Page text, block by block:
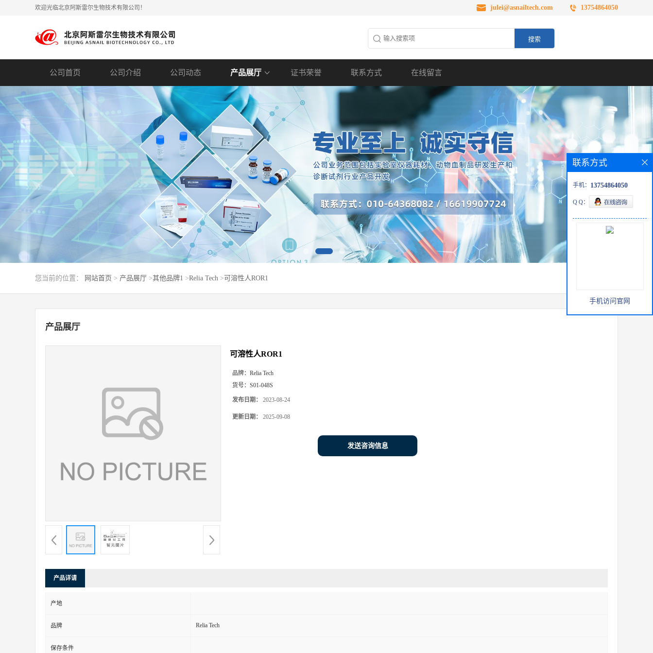
欢迎光临北京阿斯雷尔生物技术有限公司！ julei@asnailtech.com 13754864050
公司首页 公司介绍 公司动态 产品展厅 证书荣誉 联系方式 在线留言
您当前的位置： 网站首页 > 产品展厅 >其他品牌1 >Relia Tech > 可溶性人ROR1
产品展厅
可溶性人ROR1
品牌： Relia Tech
货号： S01-048S
发布日期： 2023-08-24
更新日期： 2025-09-08
发送咨询信息
产品详请
产地
品牌 Relia Tech
保存条件
联系方式
手机： 13754864050
Q Q：
手机访问官网